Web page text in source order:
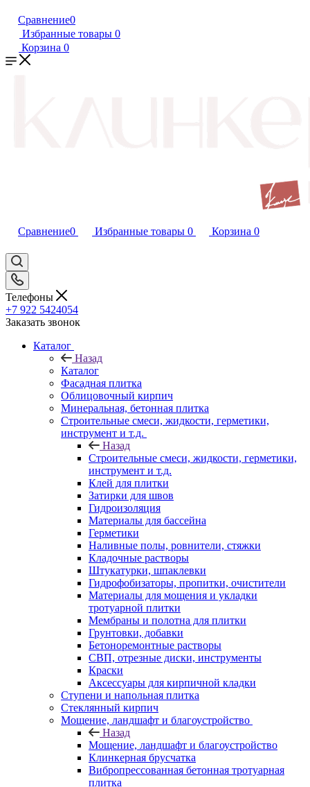
Сравнение0
Избранные товары 0
Корзина 0
Сравнение0 Избранные товары 0 Корзина 0
Телефоны
+7 922 5424054
Заказать звонок
Каталог
Назад
Каталог
Фасадная плитка
Облицовочный кирпич
Минеральная, бетонная плитка
Строительные смеси, жидкости, герметики,
инструмент и т.д.
Назад
Строительные смеси, жидкости, герметики,
инструмент и т.д.
Клей для плитки
Затирки для швов
Гидроизоляция
Материалы для бассейна
Герметики
Наливные полы, ровнители, стяжки
Кладочные растворы
Штукатурки, шпаклевки
Гидрофобизаторы, пропитки, очистители
Материалы для мощения и укладки
тротуарной плитки
Мембраны и полотна для плитки
Грунтовки, добавки
Бетоноремонтные растворы
СВП, отрезные диски, инструменты
Краски
Аксессуары для кирпичной кладки
Ступени и напольная плитка
Cтеклянный кирпич
Мощение, ландшафт и благоустройство
Назад
Мощение, ландшафт и благоустройство
Клинкерная брусчатка
Вибропрессованная бетонная тротуарная
плитка